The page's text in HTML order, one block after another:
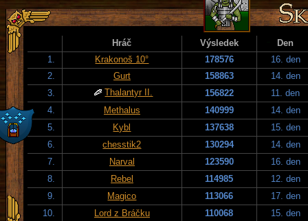
Hráč Výsledek
Den
1.
Krakonoš 10° 178576
16. den
2.
Gurt 158863
14. den
3.
Thalantyr II. 156822
11. den
4.
Methalus 140999
14. den
5.
Kybl 137638
15. den
6.
chesstik2 130294
14. den
7.
Narval 123590
16. den
8.
Rebel 114985
12. den
9.
Magico 113066
17. den
10.
Lord z Bráčku 110068 15. den